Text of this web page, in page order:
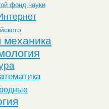
фонд науки
механика